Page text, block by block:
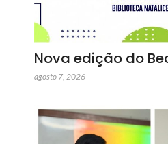
Nova edição do
agosto 7, 2026